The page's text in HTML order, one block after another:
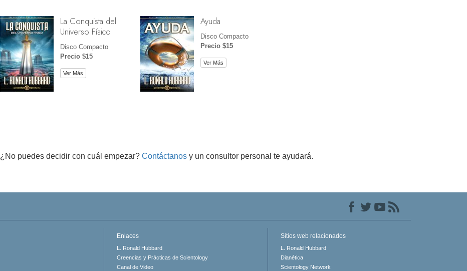
La Conquista del
Universo Físico
Disco Compacto
Precio $15
Ver Más
Ayuda
Disco Compacto
Precio $15
Ver Más
¿No puedes decidir con cuál empezar? Contáctanos y un consultor personal te ayudará.
Enlaces
L. Ronald Hubbard
Creencias y Prácticas de Scientology
Canal de Video
Sitios web relacionados
L. Ronald Hubbard
Dianética
Scientology Network